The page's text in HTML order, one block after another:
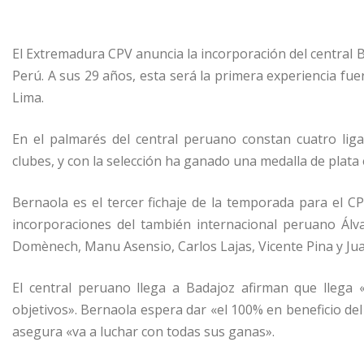
El Extremadura CPV anuncia la incorporación del
Perú. A sus 29 años, esta será la primera experiencia
Lima.
En el palmarés del central peruano constan cuatro
clubes, y con la selección ha ganado una medalla de
Bernaola es el tercer fichaje de la temporada para el
incorporaciones del también internacional peruano
Domènech, Manu Asensio, Carlos Lajas, Vicente Pina y
El central peruano llega a Badajoz afirman que
objetivos». Bernaola espera dar «el 100% en beneficio
asegura «va a luchar con todas sus ganas».